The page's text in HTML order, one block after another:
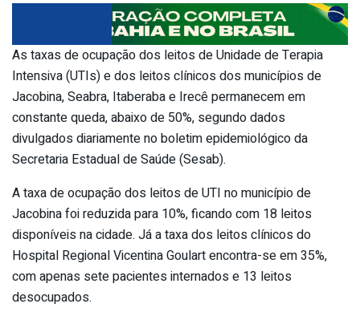
As taxas de ocupação dos leitos de Unidade de Terapia
Intensiva (UTIs) e dos leitos clínicos dos municípios de
Jacobina, Seabra, Itaberaba e Irecê permanecem em
constante queda, abaixo de 50%, segundo dados
divulgados diariamente no boletim epidemiológico da
Secretaria Estadual de Saúde (Sesab).
A taxa de ocupação dos leitos de UTI no município de
Jacobina foi reduzida para 10%, ficando com 18 leitos
disponíveis na cidade. Já a taxa dos leitos clínicos do
Hospital Regional Vicentina Goulart encontra-se em 35%,
com apenas sete pacientes internados e 13 leitos
desocupados.